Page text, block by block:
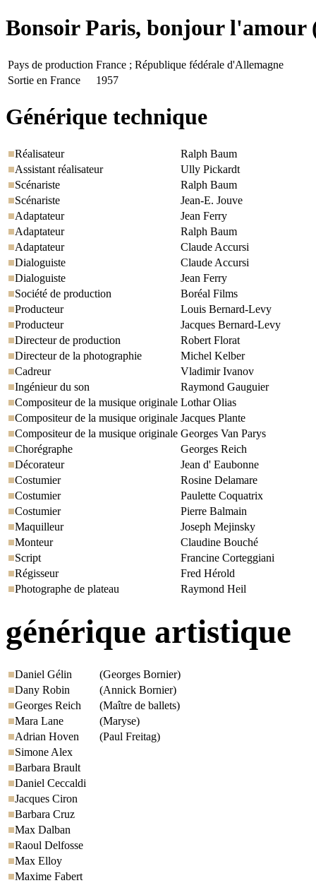
Bonsoir Paris, bonjour l'amour
Pays de production France ; République fédérale d'Allemagne
Sortie en France
1957
Générique technique
Réalisateur
Ralph Baum
Assistant réalisateur
Ully Pickardt
Scénariste
Ralph Baum
Scénariste
Jean-E. Jouve
Adaptateur
Jean Ferry
Adaptateur
Ralph Baum
Adaptateur
Claude Accursi
Dialoguiste
Claude Accursi
Dialoguiste
Jean Ferry
Société de production
Boréal Films
Producteur
Louis Bernard-Levy
Producteur
Jacques Bernard-Levy
Directeur de production
Robert Florat
Directeur de la photographie
Michel Kelber
Cadreur
Vladimir Ivanov
Ingénieur du son
Raymond Gauguier
Compositeur de la musique originale Lothar Olias
Compositeur de la musique originale Jacques Plante
Compositeur de la musique originale Georges Van Parys
Chorégraphe
Georges Reich
Décorateur
Jean d' Eaubonne
Costumier
Rosine Delamare
Costumier
Paulette Coquatrix
Costumier
Pierre Balmain
Maquilleur
Joseph Mejinsky
Monteur
Claudine Bouché
Script
Francine Corteggiani
Régisseur
Fred Hérold
Photographe de plateau
Raymond Heil
générique artistique
Daniel Gélin
(Georges Bornier)
Dany Robin
(Annick Bornier)
Georges Reich
(Maître de ballets)
Mara Lane
(Maryse)
Adrian Hoven
(Paul Freitag)
Simone Alex
Barbara Brault
Daniel Ceccaldi
Jacques Ciron
Barbara Cruz
Max Dalban
Raoul Delfosse
Max Elloy
Maxime Fabert